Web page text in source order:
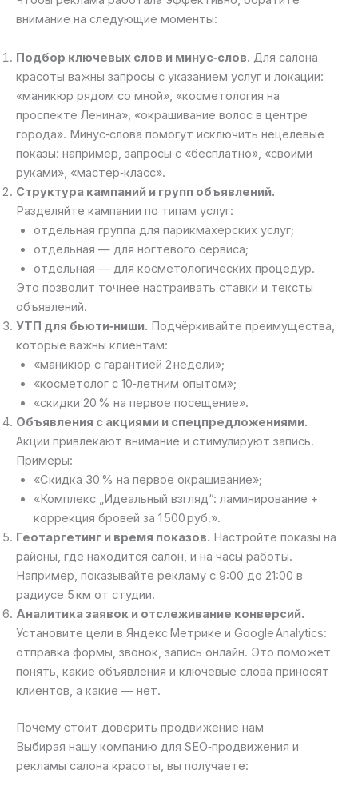
внимание на следующие моменты:
Подбор ключевых слов и минус‑слов. Для салона
красоты важны запросы с указанием услуг и локации:
«маникюр рядом со мной», «косметология на
проспекте Ленина», «окрашивание волос в центре
города». Минус‑слова помогут исключить нецелевые
показы: например, запросы с «бесплатно», «своими
руками», «мастер‑класс».
Структура кампаний и групп объявлений.
Разделяйте кампании по типам услуг:
отдельная группа для парикмахерских услуг;
отдельная — для ногтевого сервиса;
отдельная — для косметологических процедур.
Это позволит точнее настраивать ставки и тексты
объявлений.
УТП для бьюти‑ниши. Подчёркивайте преимущества,
которые важны клиентам:
«маникюр с гарантией 2 недели»;
«косметолог с 10‑летним опытом»;
«скидки 20 % на первое посещение».
Объявления с акциями и спецпредложениями.
Акции привлекают внимание и стимулируют запись.
Примеры:
«Скидка 30 % на первое окрашивание»;
«Комплекс „Идеальный взгляд“: ламинирование +
коррекция бровей за 1 500 руб.».
Геотаргетинг и время показов. Настройте показы на
районы, где находится салон, и на часы работы.
Например, показывайте рекламу с 9:00 до 21:00 в
радиусе 5 км от студии.
Аналитика заявок и отслеживание конверсий.
Установите цели в Яндекс Метрике и Google Analytics:
отправка формы, звонок, запись онлайн. Это поможет
понять, какие объявления и ключевые слова приносят
клиентов, а какие — нет.
Почему стоит доверить продвижение нам
Выбирая нашу компанию для SEO‑продвижения и
рекламы салона красоты, вы получаете: